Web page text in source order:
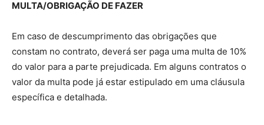
MULTA/OBRIGAÇÃO DE FAZER
Em caso de descumprimento das obrigações que
constam no contrato, deverá ser paga uma multa de 10%
do valor para a parte prejudicada. Em alguns contratos o
valor da multa pode já estar estipulado em uma cláusula
específica e detalhada.